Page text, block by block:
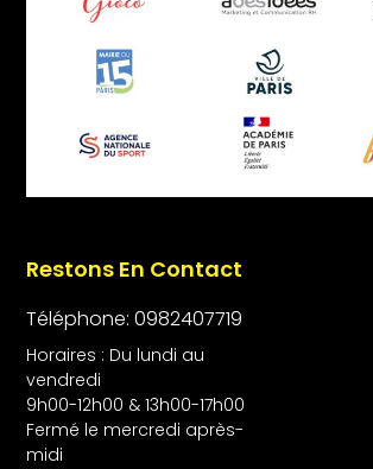
Restons En Contact
Téléphone: 0982407719
Horaires : Du lundi au
vendredi
9h00-12h00 & 13h00-17h00
Fermé le mercredi après-
midi